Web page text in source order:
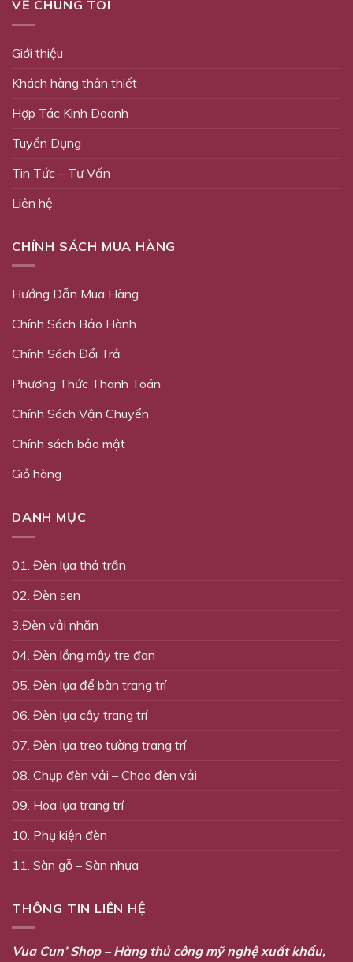
VỀ CHÚNG TÔI
Giới thiệu
Khách hàng thân thiết
Hợp Tác Kinh Doanh
Tuyển Dụng
Tin Tức – Tư Vấn
Liên hệ
CHÍNH SÁCH MUA HÀNG
Hướng Dẫn Mua Hàng
Chính Sách Bảo Hành
Chính Sách Đổi Trả
Phương Thức Thanh Toán
Chính Sách Vận Chuyển
Chính sách bảo mật
Giỏ hàng
DANH MỤC
01. Đèn lụa thả trần
02. Đèn sen
3.Đèn vải nhăn
04. Đèn lồng mây tre đan
05. Đèn lụa để bàn trang trí
06. Đèn lụa cây trang trí
07. Đèn lụa treo tường trang trí
08. Chụp đèn vải – Chao đèn vải
09. Hoa lụa trang trí
10. Phụ kiện đèn
11. Sàn gỗ – Sàn nhựa
THÔNG TIN LIÊN HỆ
Vua Cun’ Shop – Hàng thủ công mỹ nghệ xuất khẩu,